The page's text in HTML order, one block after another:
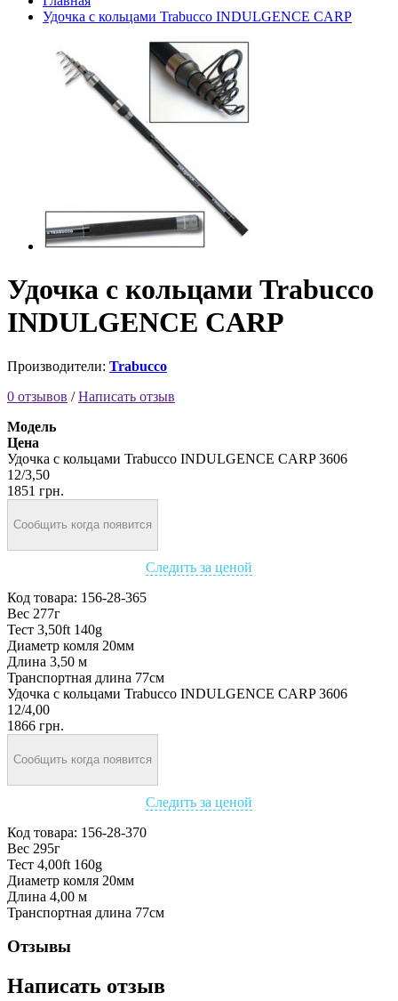
Удочка с кольцами Trabucco INDULGENCE CARP
Удочка с кольцами Trabucco
INDULGENCE CARP
Производители: Trabucco
0 отзывов /Написать отзыв
Модель
Цена
Удочка с кольцами Trabucco INDULGENCE CARP 3606
12/3,50
1851 грн.
Сообщить когда появится
Следить за ценой
Код товара: 156-28-365
Вес 277г
Тест 3,50ft 140g
Диаметр комля 20мм
Длина 3,50 м
Транспортная длина 77см
Удочка с кольцами Trabucco INDULGENCE CARP 3606
12/4,00
1866 грн.
Сообщить когда появится
Следить за ценой
Код товара: 156-28-370
Вес 295г
Тест 4,00ft 160g
Диаметр комля 20мм
Длина 4,00 м
Транспортная длина 77см
Отзывы
Написать отзыв